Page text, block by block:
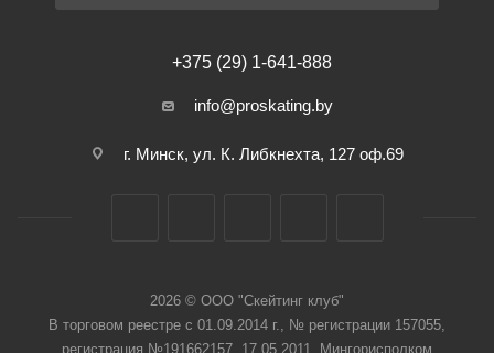
+375 (29) 1-641-888
info@proskating.by
г. Минск, ул. К. Либкнехта, 127 оф.69
2026 © ООО "Скейтинг клуб"
В торговом реестре с 01.09.2014 г., № регистрации 157055,
регистрация №191662157, 17.05.2011, Мингорисполком